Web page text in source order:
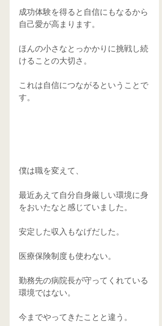
成功体験を得ると自信にもなるから
自己愛が高まります。
ほんの小さなとっかかりに挑戦し続
けることの大切さ。
これは自信につながるということで
す。
僕は職を変えて、
最近あえて自分自身厳しい環境に身
をおいたなと感じていました。
安定した収入もなげだした。
医療保険制度も使わない。
勤務先の病院長が守ってくれている
環境ではない。
今までやってきたことと違う。